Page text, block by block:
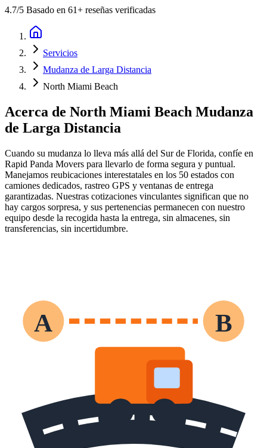
4.7/5 Basado en 61+ reseñas verificadas
Servicios
Mudanza de Larga Distancia
North Miami Beach
Acerca de North Miami Beach Mudanza
de Larga Distancia
Cuando su mudanza lo lleva más allá del Sur de Florida, confíe en
Rapid Panda Movers para llevarlo de forma segura y puntual.
Manejamos reubicaciones interestatales en los 50 estados con
camiones dedicados, rastreo GPS y ventanas de entrega
garantizadas. Nuestras cotizaciones vinculantes significan que no
hay cargos sorpresa, y sus pertenencias permanecen con nuestro
equipo desde la recogida hasta la entrega, sin almacenes, sin
transferencias, sin incertidumbre.
A B